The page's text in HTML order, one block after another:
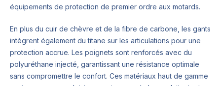
équipements de protection de premier ordre aux motards.
En plus du cuir de chèvre et de la fibre de carbone, les gants
intègrent également du titane sur les articulations pour une
protection accrue. Les poignets sont renforcés avec du
polyuréthane injecté, garantissant une résistance optimale
sans compromettre le confort. Ces matériaux haut de gamme